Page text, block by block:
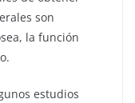
son
la función
estudios